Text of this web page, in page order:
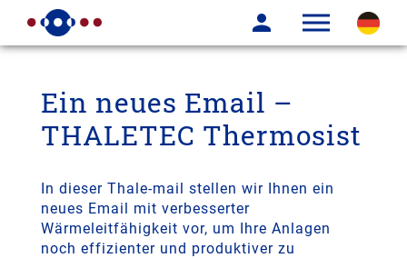
Ein neues Email –
THALETEC Thermosist
In dieser Thale-mail stellen wir Ihnen ein
neues Email mit verbesserter
Wärmeleitfähigkeit vor, um Ihre Anlagen
noch effizienter und produktiver zu